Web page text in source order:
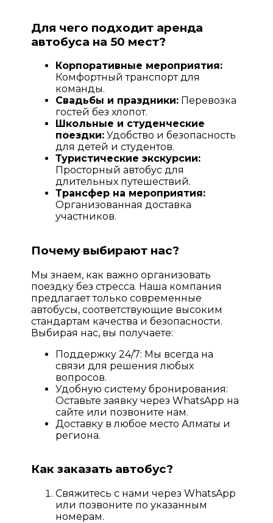
Для чего подходит аренда
автобуса на 50 мест?
Корпоративные мероприятия:
Комфортный транспорт для
команды.
Свадьбы и праздники: Перевозка
гостей без хлопот.
Школьные и студенческие
поездки: Удобство и безопасность
для детей и студентов.
Туристические экскурсии:
Просторный автобус для
длительных путешествий.
Трансфер на мероприятия:
Организованная доставка
участников.
Почему выбирают нас?
Мы знаем, как важно организовать
поездку без стресса. Наша компания
предлагает только современные
автобусы, соответствующие высоким
стандартам качества и безопасности.
Выбирая нас, вы получаете:
Поддержку 24/7: Мы всегда на
связи для решения любых
вопросов.
Удобную систему бронирования:
Оставьте заявку через WhatsApp на
сайте или позвоните нам.
Доставку в любое место Алматы и
региона.
Как заказать автобус?
Свяжитесь с нами через WhatsApp
или позвоните по указанным
номерам.